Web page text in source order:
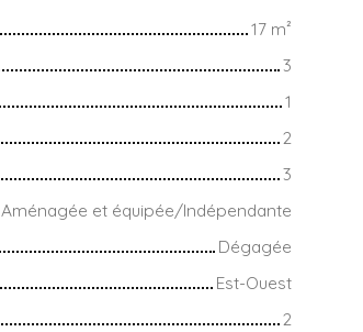
17 m²
3
1
2
3
Aménagée et équipée/Indépendante
Dégagée
Est-Ouest
2